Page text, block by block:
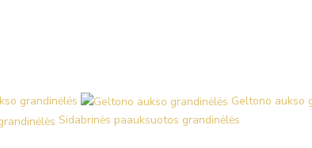
grandinėlės Geltono aukso
Sidabrinės paauksuotos grandinėlės